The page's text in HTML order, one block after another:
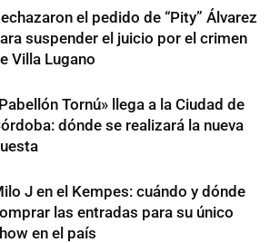
el pedido de “Pity” Álvarez
suspender el juicio por el crimen
Villa Lugano
Tornú» llega a la Ciudad de
dónde se realizará la nueva
J en el Kempes: cuándo y dónde
las entradas para su único
en el país